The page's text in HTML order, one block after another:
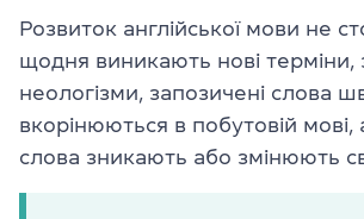
(044) 580 11 00
(063) 580 11 00
(098) 580 11 00
м. Київ, метро Золоті Ворота, вул.
Дивитись на Google Maps
Розвиток англійської мови не
щодня виникають нові терміни,
неологізми, запозичені слова
вкорінюються в побутовій мові,
слова зникають або змінюють